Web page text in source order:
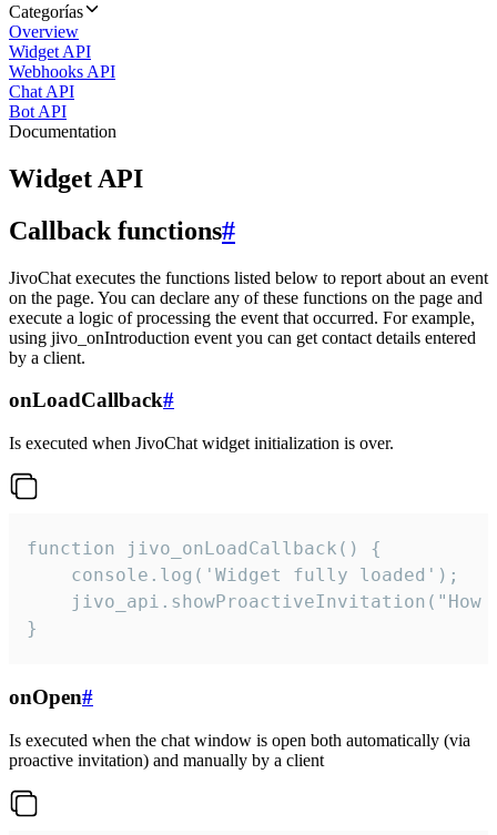
Categorías
Overview
Widget API
Webhooks API
Chat API
Bot API
Documentation
Widget API
Callback functions#
JivoChat executes the functions listed below to report about an event
on the page. You can declare any of these functions on the page and
execute a logic of processing the event that occurred. For example,
using jivo_onIntroduction event you can get contact details entered
by a client.
onLoadCallback#
Is executed when JivoChat widget initialization is over.
function jivo_onLoadCallback() {
    console.log('Widget fully loaded');
jivo_api.showProactiveInvitation("How
}
onOpen#
Is executed when the chat window is open both automatically (via
proactive invitation) and manually by a client